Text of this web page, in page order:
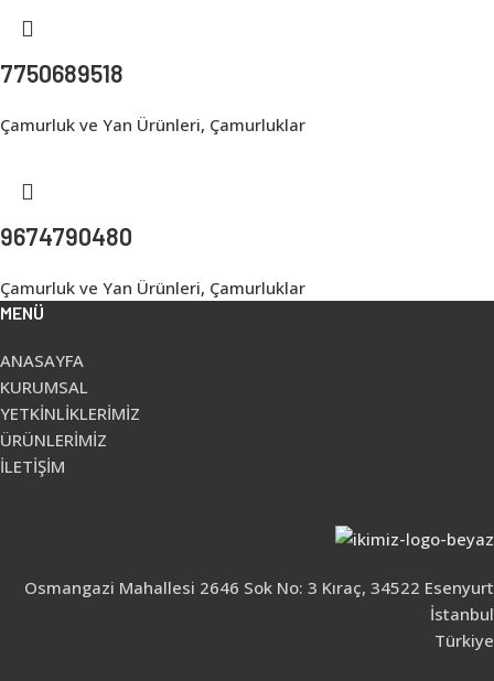
7750689518
Çamurluk ve Yan Ürünleri, Çamurluklar
9674790480
Çamurluk ve Yan Ürünleri, Çamurluklar
MENÜ
ANASAYFA
KURUMSAL
YETKİNLİKLERİMİZ
ÜRÜNLERİMİZ
İLETİŞİM
Osmangazi Mahallesi 2646 Sok No: 3 Kıraç, 34522 Esenyurt
İstanbul
Türkiye